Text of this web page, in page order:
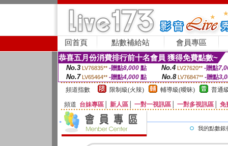
回首頁 點數補給站 會員專區
恭喜五月份消費排行前十名會員 獲得免費點數~
No.3 LV76835** -贈點8,000點 No.4 LV27620** -贈點
No.7 LV65464** -贈點4,000 點 No.8 LV76847** -贈點
頻道指數
限制級(火辣) 輔導級(曖昧) 普通
頻道 台妹專區 新人區 一對一視訊區 一對多視訊區 免
我的點數銀